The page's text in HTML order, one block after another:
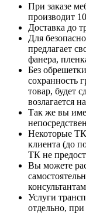
При заказе
производит
Доставка до
Для
предлагает
фанера,
Без
сохранность
товар, будет
возлагается
Так же вы
Некоторые ТК
клиента (до
ТК не
Вы можете
Услуги
отдельно,